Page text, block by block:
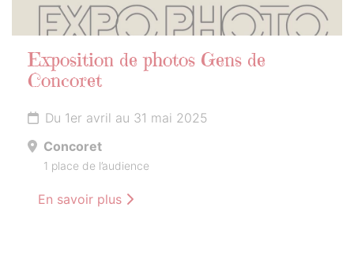
Exposition de photos Gens de
Concoret
Du 1er avril au 31 mai 2025
Concoret
1 place de l’audience
En savoir plus